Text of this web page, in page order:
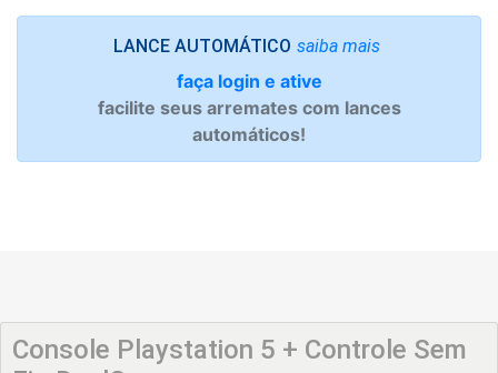
LANCE AUTOMÁTICO saiba mais
faça login e ative
facilite seus arremates com lances
automáticos!
Console Playstation 5 + Controle Sem